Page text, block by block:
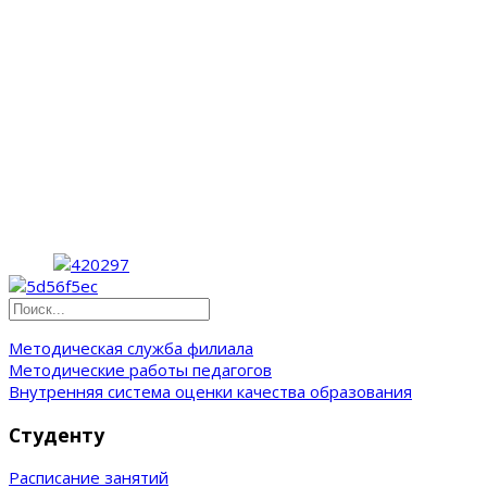
Методическая служба филиала
Методические работы педагогов
Внутренняя система оценки качества образования
Студенту
Расписание занятий